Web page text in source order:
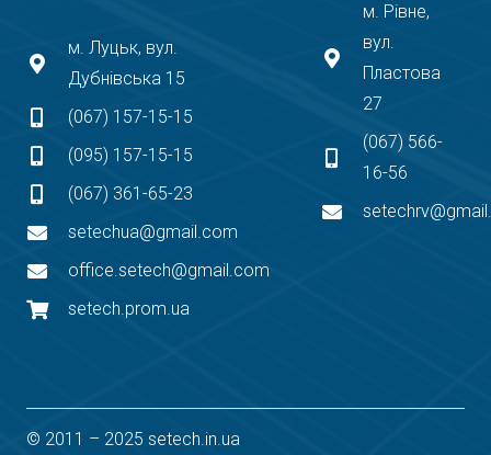
м. Луцьк, вул.
Дубнівська 15
(067) 157-15-15
(095) 157-15-15
(067) 361-65-23
setechua@gmail.com
office.setech@gmail.com
setech.prom.ua
м. Рівне,
вул.
Пластова
27
(067) 566-
16-56
© 2011 – 2025 setech.in.ua